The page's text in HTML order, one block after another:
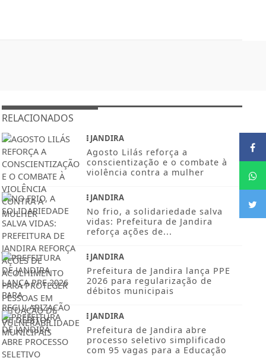
RELACIONADOS
JANDIRA
Agosto Lilás reforça a
conscientização e o combate à
violência contra a mulher
JANDIRA
No frio, a solidariedade salva
vidas: Prefeitura de Jandira
reforça ações de...
JANDIRA
Prefeitura de Jandira lança PPE
2026 para regularização de
débitos municipais
JANDIRA
Prefeitura de Jandira abre
processo seletivo simplificado
com 95 vagas para a Educação